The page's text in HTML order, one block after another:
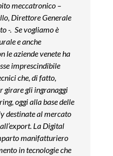
meccatronico –
Direttore Generale
-. Se vogliamo è
e anche
le aziende venete ha
imprescindibile
che, di fatto,
girare gli ingranaggi
oggi alla base delle
destinate al mercato
La Digital
manifatturiero
in tecnologie che